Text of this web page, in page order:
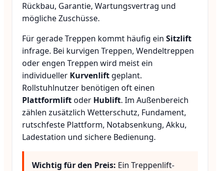
Rückbau, Garantie, Wartungsvertrag und
mögliche Zuschüsse.
Für gerade Treppen kommt häufig ein Sitzlift
infrage. Bei kurvigen Treppen, Wendeltreppen
oder engen Treppen wird meist ein
individueller Kurvenlift geplant.
Rollstuhlnutzer benötigen oft einen
Plattformliftoder Hublift. Im Außenbereich
zählen zusätzlich Wetterschutz, Fundament,
rutschfeste Plattform, Notabsenkung, Akku,
Ladestation und sichere Bedienung.
Wichtig für den Preis: Ein Treppenlift-